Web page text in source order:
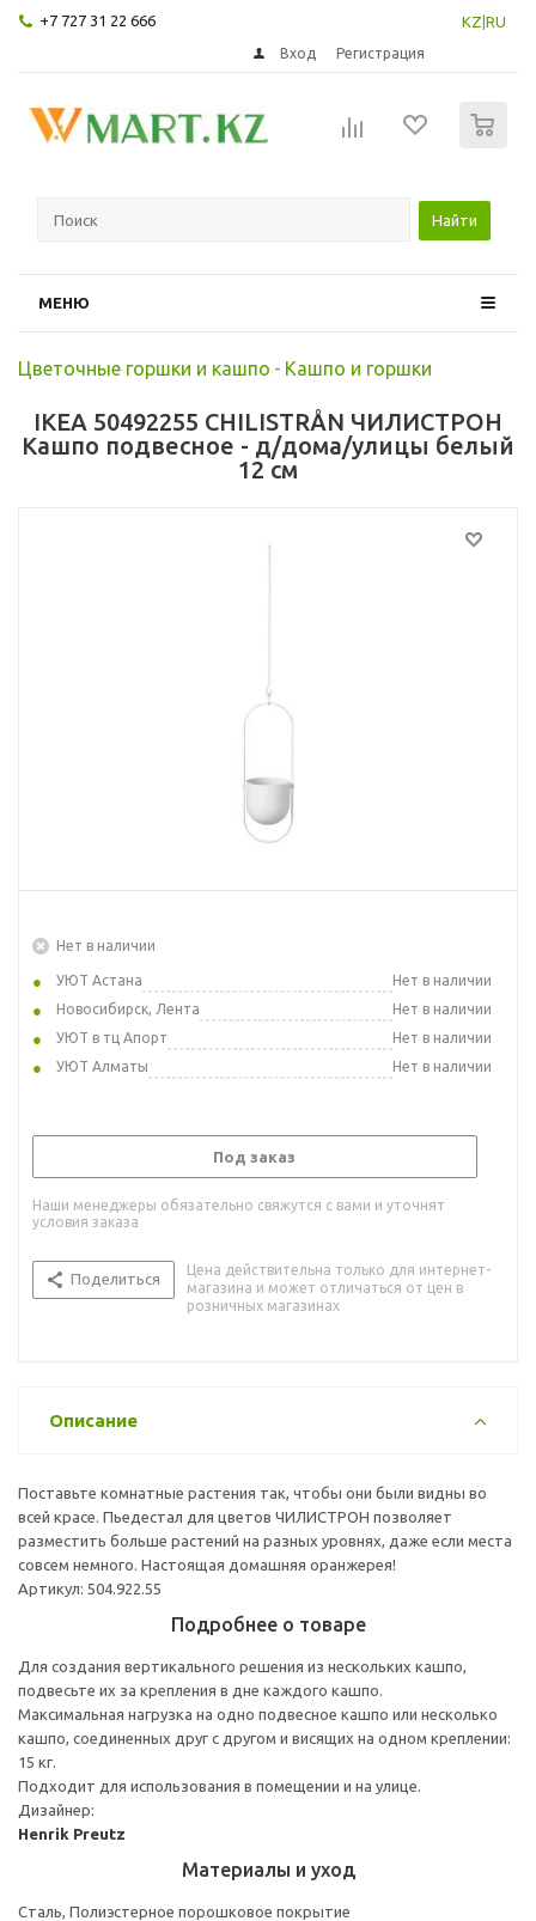
+7 727 31 22 666 KZ RU
Вход Регистрация
Найти
МЕНЮ
Цветочные горшки и кашпо - Кашпо и горшки
IKEA 50492255 CHILISTRÅN ЧИЛИСТРОН
Кашпо подвесное - д/дома/улицы белый
12 см
Нет в наличии
УЮТ Астана
Нет в наличии
Новосибирск, Лента
Нет в наличии
УЮТ в тц Апорт
Нет в наличии
УЮТ Алматы
Нет в наличии
Под заказ
Наши менеджеры обязательно свяжутся с вами и уточнят
условия заказа
Поделиться
Цена действительна только для интернет-
магазина и может отличаться от цен в
розничных магазинах
Описание
Поставьте комнатные растения так, чтобы они были видны во
всей красе. Пьедестал для цветов ЧИЛИСТРОН позволяет
разместить больше растений на разных уровнях, даже если места
совсем немного. Настоящая домашняя оранжерея!
Артикул: 504.922.55
Подробнее о товаре
Для создания вертикального решения из нескольких кашпо,
подвесьте их за крепления в дне каждого кашпо.
Максимальная нагрузка на одно подвесное кашпо или несколько
кашпо, соединенных друг с другом и висящих на одном креплении:
15 кг.
Подходит для использования в помещении и на улице.
Дизайнер:
Henrik Preutz
Материалы и уход
Сталь, Полиэстерное порошковое покрытие